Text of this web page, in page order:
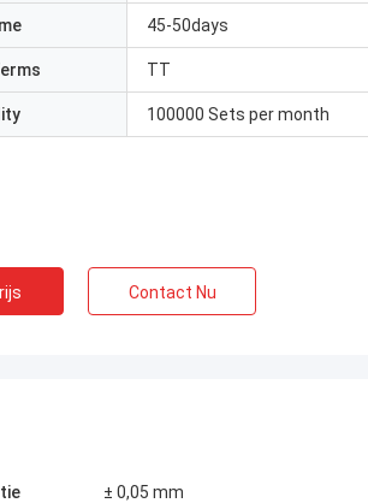
45-50days
TT
100000 Sets per month
Contact Nu
± 0,05 mm